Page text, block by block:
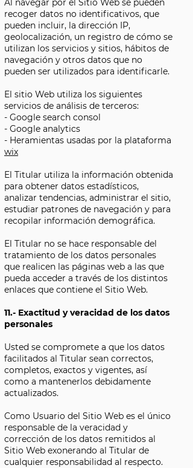
Al navegar por el Sitio Web se pueden
recoger datos no identificativos, que
pueden incluir, la dirección IP,
geolocalización, un registro de cómo se
utilizan los servicios y sitios, hábitos de
navegación y otros datos que no
pueden ser utilizados para identificarle.
El sitio Web utiliza los siguientes
servicios de análisis de terceros:
- Google search consol
- Google analytics
- Heramientas usadas por la plataforma
wix
El Titular utiliza la información obtenida
para obtener datos estadísticos,
analizar tendencias, administrar el sitio,
estudiar patrones de navegación y para
recopilar información demográfica.
El Titular no se hace responsable del
tratamiento de los datos personales
que realicen las páginas web a las que
pueda acceder a través de los distintos
enlaces que contiene el Sitio Web.
11.- Exactitud y veracidad de los datos
personales
Usted se compromete a que los datos
facilitados al Titular sean correctos,
completos, exactos y vigentes, así
como a mantenerlos debidamente
actualizados.
Como Usuario del Sitio Web es el único
responsable de la veracidad y
corrección de los datos remitidos al
Sitio Web exonerando al Titular de
cualquier responsabilidad al respecto.